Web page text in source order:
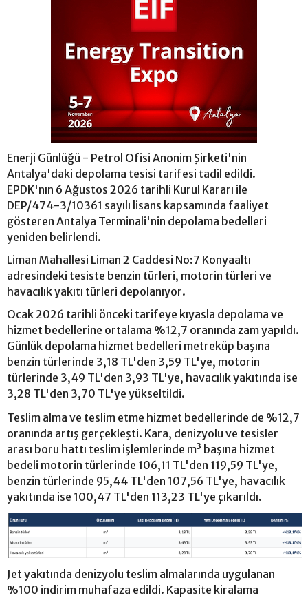
Enerji Günlüğü - Petrol Ofisi Anonim Şirketi'nin
Antalya'daki depolama tesisi tarifesi tadil edildi.
EPDK'nın 6 Ağustos 2026 tarihli Kurul Kararı ile
DEP/474-3/10361 sayılı lisans kapsamında faaliyet
gösteren Antalya Terminali'nin depolama bedelleri
yeniden belirlendi.
Liman Mahallesi Liman 2 Caddesi No:7 Konyaaltı
adresindeki tesiste benzin türleri, motorin türleri ve
havacılık yakıtı türleri depolanıyor.
Ocak 2026 tarihli önceki tarifeye kıyasla depolama ve
hizmet bedellerine ortalama %12,7 oranında zam yapıldı.
Günlük depolama hizmet bedelleri metreküp başına
benzin türlerinde 3,18 TL'den 3,59 TL'ye, motorin
türlerinde 3,49 TL'den 3,93 TL'ye, havacılık yakıtında ise
3,28 TL'den 3,70 TL'ye yükseltildi.
Teslim alma ve teslim etme hizmet bedellerinde de %12,7
oranında artış gerçekleşti. Kara, denizyolu ve tesisler
arası boru hattı teslim işlemlerinde m³ başına hizmet
bedeli motorin türlerinde 106,11 TL'den 119,59 TL'ye,
benzin türlerinde 95,44 TL'den 107,56 TL'ye, havacılık
yakıtında ise 100,47 TL'den 113,23 TL'ye çıkarıldı.
Jet yakıtında denizyolu teslim almalarında uygulanan
%100 indirim muhafaza edildi. Kapasite kiralama